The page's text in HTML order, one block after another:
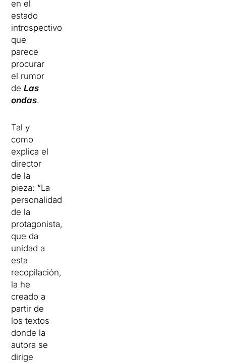
en el
estado
introspectivo
que
parece
procurar
el rumor
deLas
ondas.
Tal y
como
explica el
director
de la
pieza: “La
personalidad
de la
protagonista,
que da
unidad a
esta
recopilación,
la he
creado a
partir de
los textos
donde la
autora se
dirige